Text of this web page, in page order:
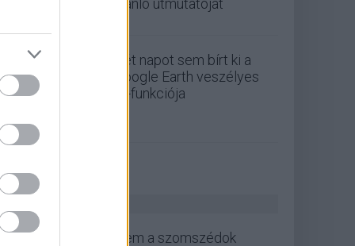
ajánló útmutatóját
Két napot sem bírt ki a
Google Earth veszélyes
AI-funkciója
Nem a szomszédok